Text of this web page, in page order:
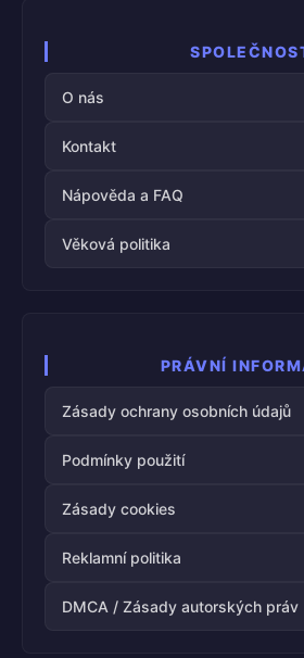
O nás
Kontakt
Nápověda a FAQ
Věková politika
PRÁVNÍ
Zásady ochrany osobních údajů
Podmínky použití
Zásady cookies
Reklamní politika
DMCA / Zásady autorských práv